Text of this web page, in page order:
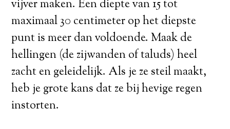
vijver maken. Een diepte van 15 tot
maximaal 30 centimeter op het diepste
punt is meer dan voldoende. Maak de
hellingen (de zijwanden of taluds) heel
zacht en geleidelijk. Als je ze steil maakt,
heb je grote kans dat ze bij hevige regen
instorten.